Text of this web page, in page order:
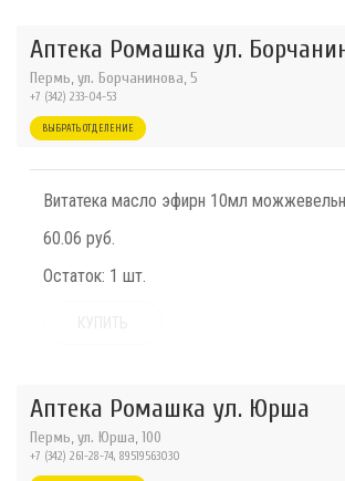
Аптека Ромашка ул.
Пермь, ул. Борчанинова, 5
+7 (342) 233-04-53
ВЫБРАТЬ ОТДЕЛЕНИЕ
Витатека масло эфирн 10мл
60.06 руб.
Остаток: 1 шт.
Аптека Ромашка ул. Юрша
Пермь, ул. Юрша, 100
+7 (342) 261-28-74, 89519563030